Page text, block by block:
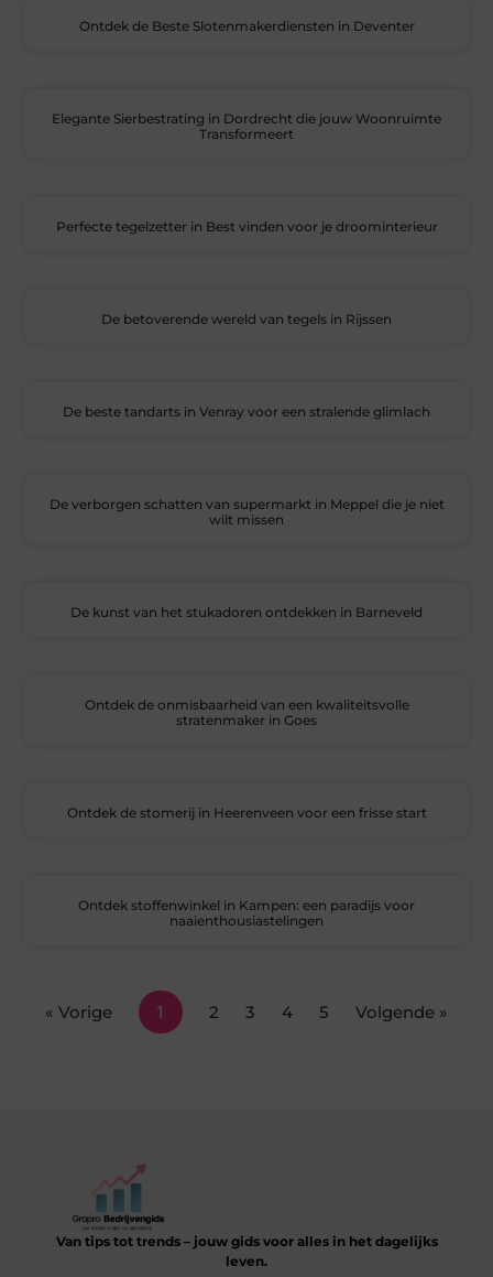
Ontdek de Beste Slotenmakerdiensten in Deventer
Elegante Sierbestrating in Dordrecht die jouw Woonruimte
Transformeert
Perfecte tegelzetter in Best vinden voor je droominterieur
De betoverende wereld van tegels in Rijssen
De beste tandarts in Venray voor een stralende glimlach
De verborgen schatten van supermarkt in Meppel die je niet
wilt missen
De kunst van het stukadoren ontdekken in Barneveld
Ontdek de onmisbaarheid van een kwaliteitsvolle
stratenmaker in Goes
Ontdek de stomerij in Heerenveen voor een frisse start
Ontdek stoffenwinkel in Kampen: een paradijs voor
naaienthousiastelingen
« Vorige 1 2 3 4 5 Volgende »
Van tips tot trends – jouw gids voor alles in het dagelijks
leven.